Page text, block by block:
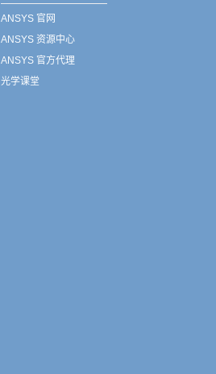
ANSYS 官网
ANSYS 资源中心
ANSYS 官方代理
光学课堂